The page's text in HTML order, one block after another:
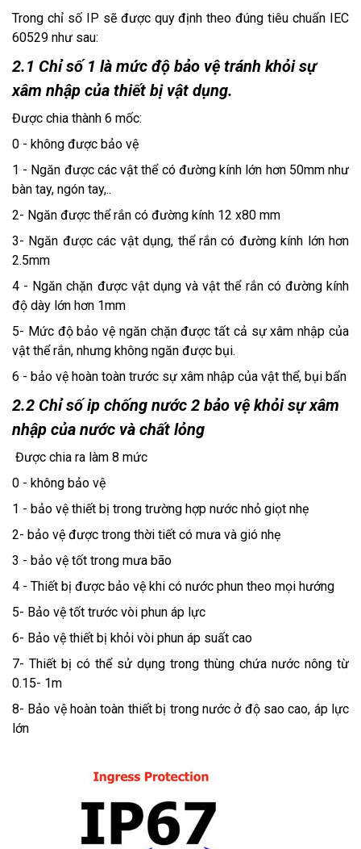
Trong chỉ số IP sẽ được quy định theo đúng tiêu chuẩn IEC
60529 như sau:
2.1 Chỉ số 1 là mức độ bảo vệ tránh khỏi sự
xâm nhập của thiết bị vật dụng.
Được chia thành 6 mốc:
0 - không được bảo vệ
1 - Ngăn được các vật thể có đường kính lớn hơn 50mm như
bàn tay, ngón tay,..
2- Ngăn được thể rắn có đường kính 12 x80 mm
3- Ngăn được các vật dụng, thể rắn có đường kính lớn hơn
2.5mm
4 - Ngăn chặn được vật dụng và vật thể rắn có đường kính
độ dày lớn hơn 1mm
5- Mức độ bảo vệ ngăn chặn được tất cả sự xâm nhập của
vật thể rắn, nhưng không ngăn được bụi.
6 - bảo vệ hoàn toàn trước sự xâm nhập của vật thể, bụi bẩn
2.2 Chỉ số ip chống nước 2 bảo vệ khỏi sự xâm
nhập của nước và chất lỏng
Được chia ra làm 8 mức
0 - không bảo vệ
1 - bảo vệ thiết bị trong trường hợp nước nhỏ giọt nhẹ
2- bảo vệ được trong thời tiết có mưa và gió nhẹ
3 - bảo vệ tốt trong mưa bão
4 - Thiết bị được bảo vệ khi có nước phun theo mọi hướng
5- Bảo vệ tốt trước vòi phun áp lực
6- Bảo vệ thiết bị khỏi vòi phun áp suất cao
7- Thiết bị có thể sử dụng trong thùng chứa nước nông từ
0.15- 1m
8- Bảo vệ hoàn toàn thiết bị trong nước ở độ sao cao, áp lực
lớn